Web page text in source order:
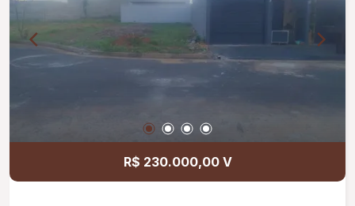
R$ 230.000,00 V